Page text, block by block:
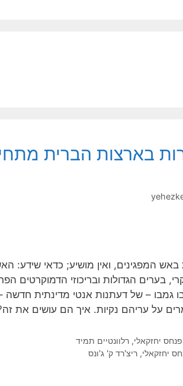
בארצות הברית
המפגינים, ואין מושיע; כדאי שידע:
הגדולות ובריכוזי הדמוקרטים
גמבו – של דעתנות אנטי מדינתית
על עריהם נקיות. איך הם עושים את
פנחס יחזקאלי, רלוונטיים תמיד
יחזקאלי, ריצ'רד ק' ג'ונס